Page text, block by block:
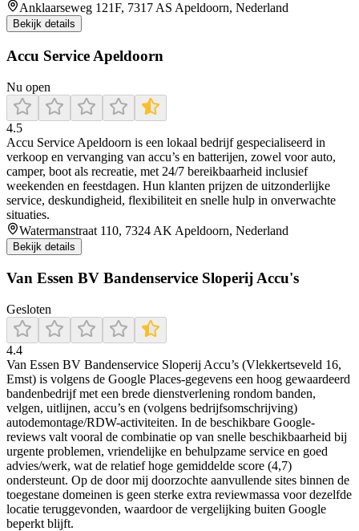
Anklaarseweg 121F, 7317 AS Apeldoorn, Nederland
Bekijk details
Accu Service Apeldoorn
Nu open
4.5
Accu Service Apeldoorn is een lokaal bedrijf gespecialiseerd in
verkoop en vervanging van accu’s en batterijen, zowel voor auto,
camper, boot als recreatie, met 24/7 bereikbaarheid inclusief
weekenden en feestdagen. Hun klanten prijzen de uitzonderlijke
service, deskundigheid, flexibiliteit en snelle hulp in onverwachte
situaties.
Watermanstraat 110, 7324 AK Apeldoorn, Nederland
Bekijk details
Van Essen BV Bandenservice Sloperij Accu's
Gesloten
4.4
Van Essen BV Bandenservice Sloperij Accu’s (Vlekkertseveld 16,
Emst) is volgens de Google Places-gegevens een hoog gewaardeerd
bandenbedrijf met een brede dienstverlening rondom banden,
velgen, uitlijnen, accu’s en (volgens bedrijfsomschrijving)
autodemontage/RDW-activiteiten. In de beschikbare Google-
reviews valt vooral de combinatie op van snelle beschikbaarheid bij
urgente problemen, vriendelijke en behulpzame service en goed
advies/werk, wat de relatief hoge gemiddelde score (4,7)
ondersteunt. Op de door mij doorzochte aanvullende sites binnen de
toegestane domeinen is geen sterke extra reviewmassa voor dezelfde
locatie teruggevonden, waardoor de vergelijking buiten Google
beperkt blijft.